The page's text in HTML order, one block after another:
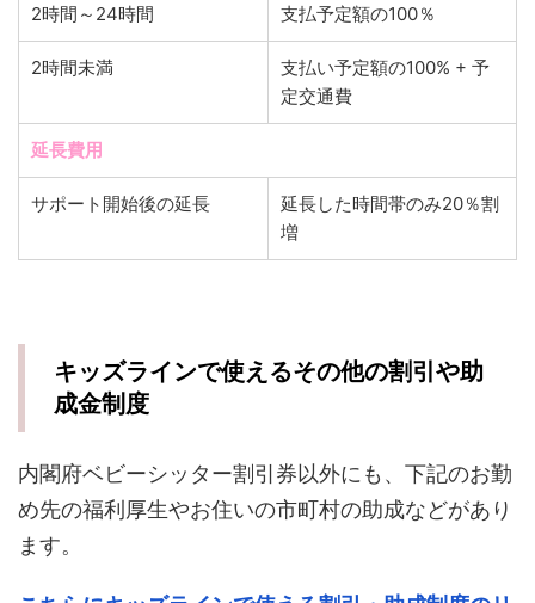
2時間～24時間 支払予定額の100％
2時間未満
支払い予定額の100% + 予
定交通費
延長費用
サポート開始後の延長
延長した時間帯のみ20％割
増
キッズラインで使えるその他の割引や助
成金制度
内閣府ベビーシッター割引券以外にも、下記のお勤
め先の福利厚生やお住いの市町村の助成などがあり
ます。